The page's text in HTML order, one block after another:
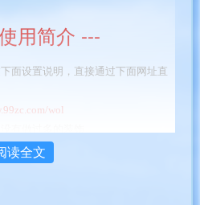
用简介 ---
面设置说明，直接通过下面网址直
wol
读全文